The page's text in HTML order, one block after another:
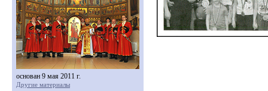
основан 9 мая 2011 г.
Другие материалы